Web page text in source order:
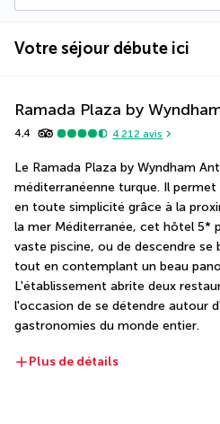
Votre séjour débute ici
Ramada Plaza by
4,4 4 212 avis
Le Ramada Plaza by Wyndham
méditerranéenne turque. Il
en toute simplicité grâce à la
la mer Méditerranée, cet hôtel 5*
vaste piscine, ou de descendre se
tout en contemplant un beau
L'établissement abrite deux
l'occasion de se détendre autour
gastronomies du monde entier.
Plus de détails